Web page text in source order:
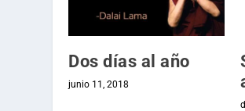
Dos días al año
junio 11, 2018